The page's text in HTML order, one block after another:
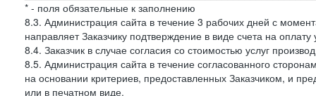
* - поля обязательные к заполнению
8.3. Администрация сайта в течение 3 рабочих дней с
направляет Заказчику подтверждение в виде счета на оплату
8.4. Заказчик в случае согласия со стоимостью услуг
8.5. Администрация сайта в течение согласованного
на основании критериев, предоставленных Заказчиком, и
или в печатном виде.